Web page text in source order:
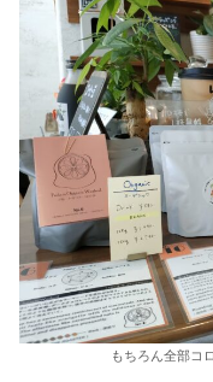
もちろん全部コ